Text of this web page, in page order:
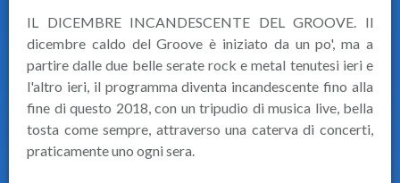
IL DICEMBRE INCANDESCENTE DEL GROOVE. Il
dicembre caldo del Groove è iniziato da un po', ma a
partire dalle due belle serate rock e metal tenutesi ieri e
l'altro ieri, il programma diventa incandescente fino alla
fine di questo 2018, con un tripudio di musica live, bella
tosta come sempre, attraverso una caterva di concerti,
praticamente uno ogni sera.